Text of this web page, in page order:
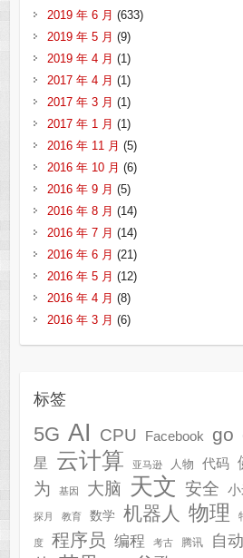
2019 年 6 月 (633)
2019 年 5 月 (9)
2019 年 4 月 (1)
2017 年 4 月 (1)
2017 年 3 月 (1)
2017 年 1 月 (1)
2016 年 11 月 (5)
2016 年 10 月 (6)
2016 年 9 月 (5)
2016 年 8 月 (14)
2016 年 7 月 (14)
2016 年 6 月 (21)
2016 年 5 月 (12)
2016 年 4 月 (8)
2016 年 3 月 (6)
标签
5G AI CPU Facebook go
星
云计算 亚马逊 人物 代码
为
基因 大脑 天文 安全
探月 教育 数学 机器人 物理
度 程序员 编程 考古 腾讯 自